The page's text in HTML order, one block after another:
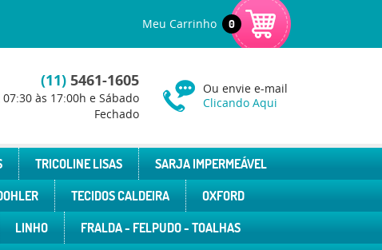
Meu Carrinho 0
(11) 5461-1605
07:30 às 17:00h e Sábado
Fechado
Ou envie e-mail
Clicando Aqui
TRICOLINE LISAS
SARJA IMPERMEÁVEL
TECIDOS CALDEIRA
OXFORD
LINHO
FRALDA - FELPUDO - TOALHAS